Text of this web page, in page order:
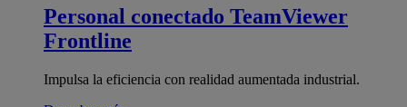
Personal conectado TeamViewer
Frontline
Impulsa la eficiencia con realidad aumentada industrial.